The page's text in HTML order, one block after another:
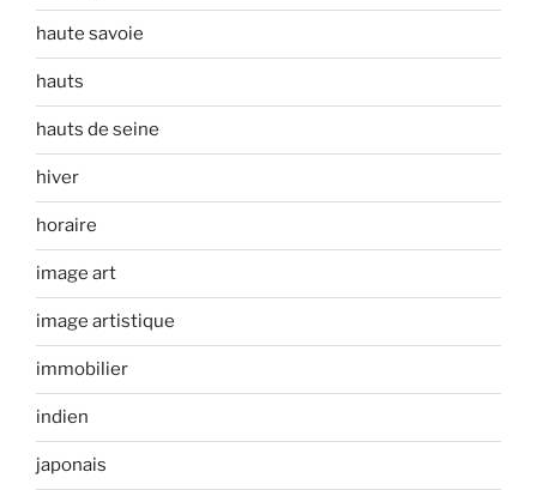
haute savoie
hauts
hauts de seine
hiver
horaire
image art
image artistique
immobilier
indien
japonais